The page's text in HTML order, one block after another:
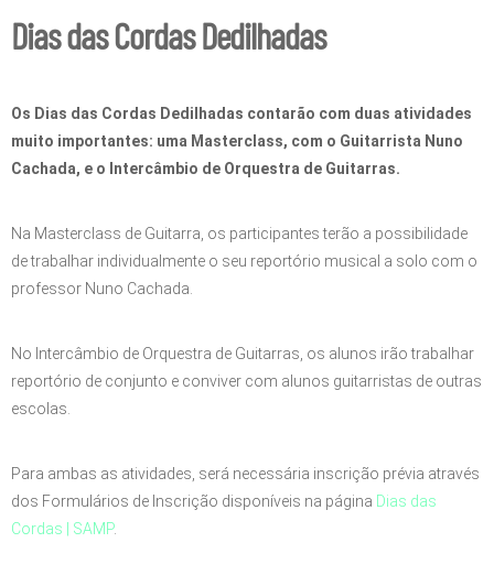
Dias das Cordas Dedilhadas
Os Dias das Cordas Dedilhadas contarão com duas atividades
muito importantes: uma Masterclass, com o Guitarrista Nuno
Cachada, e o Intercâmbio de Orquestra de Guitarras.
Na Masterclass de Guitarra, os participantes terão a possibilidade
de trabalhar individualmente o seu reportório musical a solo com o
professor Nuno Cachada.
No Intercâmbio de Orquestra de Guitarras, os alunos irão trabalhar
reportório de conjunto e conviver com alunos guitarristas de outras
escolas.
Para ambas as atividades, será necessária inscrição prévia através
dos Formulários de Inscrição disponíveis na página Dias das
Cordas | SAMP.